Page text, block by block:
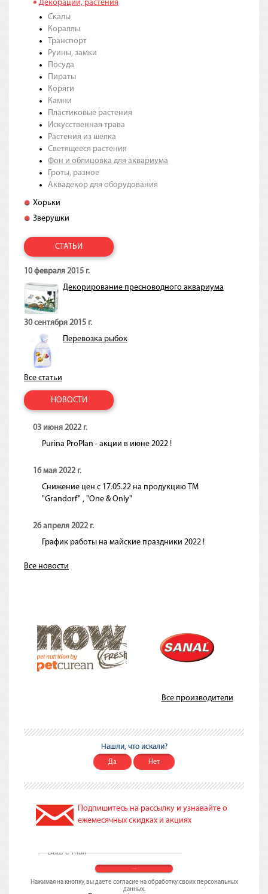
Декорации, растения
Скалы
Кораллы
Транспорт
Руины, замки
Посуда
Пираты
Коряги
Камни
Пластиковые растения
Искусственная трава
Растения из шелка
Светящееся растения
Фон и облицовка для аквариума
Гроты, разное
Аквадекор для оборудования
Хорьки
Зверушки
СТАТЬИ
10 февраля 2015 г.
Декорирование пресноводного аквариума
30 сентября 2015 г.
Перевозка рыбок
Все статьи
НОВОСТИ
03 июня 2022 г.
Purina ProPlan - акции в июне 2022 !
16 мая 2022 г.
Снижение цен с 17.05.22 на продукцию ТМ
"Grandorf" , "One & Only"
26 апреля 2022 г.
График работы на майские праздники 2022 !
Все новости
Все производители
Нашли, что искали?
Да Нет
Подпишитесь на рассылку и узнавайте о
ежемесячных скидках и акциях
Нажимая на кнопку, вы даете согласие на обработку своих персональных
данных.